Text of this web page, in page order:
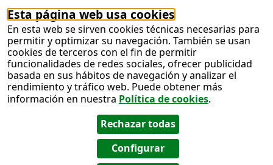
Esta página web usa cookies
En esta web se sirven cookies técnicas necesarias para
permitir y optimizar su navegación. También se usan
cookies de terceros con el fin de permitir
funcionalidades de redes sociales, ofrecer publicidad
basada en sus hábitos de navegación y analizar el
rendimiento y tráfico web. Puede obtener más
información en nuestra Política de cookies.